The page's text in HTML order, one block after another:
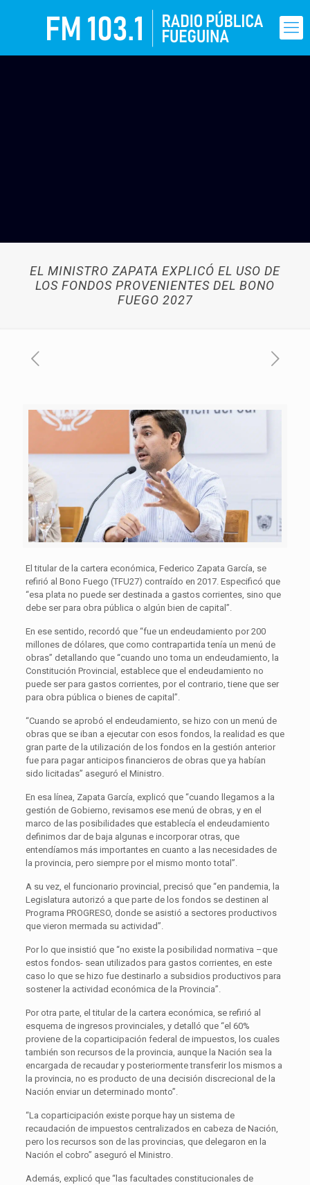
EL MINISTRO ZAPATA EXPLICÓ EL USO DE
LOS FONDOS PROVENIENTES DEL BONO
FUEGO 2027
El titular de la cartera económica, Federico Zapata García, se
refirió al Bono Fuego (TFU27) contraído en 2017. Especificó que
“esa plata no puede ser destinada a gastos corrientes, sino que
debe ser para obra pública o algún bien de capital”.
En ese sentido, recordó que “fue un endeudamiento por 200
millones de dólares, que como contrapartida tenía un menú de
obras” detallando que “cuando uno toma un endeudamiento, la
Constitución Provincial, establece que el endeudamiento no
puede ser para gastos corrientes, por el contrario, tiene que ser
para obra pública o bienes de capital”.
“Cuando se aprobó el endeudamiento, se hizo con un menú de
obras que se iban a ejecutar con esos fondos, la realidad es que
gran parte de la utilización de los fondos en la gestión anterior
fue para pagar anticipos financieros de obras que ya habían
sido licitadas” aseguró el Ministro.
En esa línea, Zapata García, explicó que “cuando llegamos a la
gestión de Gobierno, revisamos ese menú de obras, y en el
marco de las posibilidades que establecía el endeudamiento
definimos dar de baja algunas e incorporar otras, que
entendíamos más importantes en cuanto a las necesidades de
la provincia, pero siempre por el mismo monto total”.
A su vez, el funcionario provincial, precisó que “en pandemia, la
Legislatura autorizó a que parte de los fondos se destinen al
Programa PROGRESO, donde se asistió a sectores productivos
que vieron mermada su actividad”.
Por lo que insistió que “no existe la posibilidad normativa –que
estos fondos- sean utilizados para gastos corrientes, en este
caso lo que se hizo fue destinarlo a subsidios productivos para
sostener la actividad económica de la Provincia”.
Por otra parte, el titular de la cartera económica, se refirió al
esquema de ingresos provinciales, y detalló que “el 60%
proviene de la coparticipación federal de impuestos, los cuales
también son recursos de la provincia, aunque la Nación sea la
encargada de recaudar y posteriormente transferir los mismos a
la provincia, no es producto de una decisión discrecional de la
Nación enviar un determinado monto”.
“La coparticipación existe porque hay un sistema de
recaudación de impuestos centralizados en cabeza de Nación,
pero los recursos son de las provincias, que delegaron en la
Nación el cobro” aseguró el Ministro.
Además, explicó que “las facultades constitucionales de